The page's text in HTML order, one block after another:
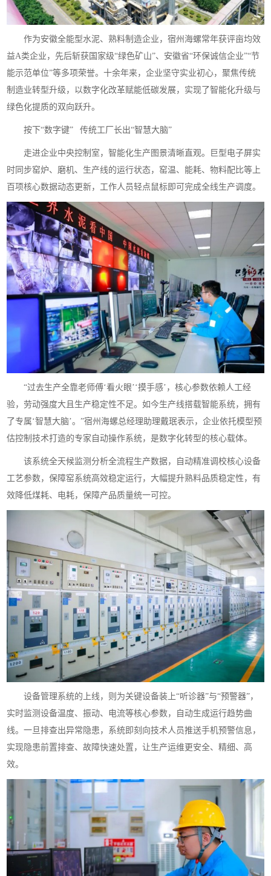
作为安徽全能型水泥、熟料制造企业，宿州海螺常年获评亩均效
益A类企业，先后斩获国家级“绿色矿山”、安徽省“环保诚信企业”“节
能示范单位”等多项荣誉。十余年来，企业坚守实业初心，聚焦传统
制造业转型升级，以数字化改革赋能低碳发展，实现了智能化升级与
绿色化提质的双向跃升。
按下“数字键” 传统工厂长出“智慧大脑”
走进企业中央控制室，智能化生产图景清晰直观。巨型电子屏实
时同步窑炉、磨机、生产线的运行状态，窑温、能耗、物料配比等上
百项核心数据动态更新，工作人员轻点鼠标即可完成全线生产调度。
“过去生产全靠老师傅‘看火眼’‘摸手感’，核心参数依赖人工经
验，劳动强度大且生产稳定性不足。如今生产线搭载智能系统，拥有
了专属‘智慧大脑’。”宿州海螺总经理助理戴珉表示，企业依托模型预
估控制技术打造的专家自动操作系统，是数字化转型的核心载体。
该系统全天候监测分析全流程生产数据，自动精准调校核心设备
工艺参数，保障窑系统高效稳定运行，大幅提升熟料品质稳定性，有
效降低煤耗、电耗，保障产品质量统一可控。
设备管理系统的上线，则为关键设备装上“听诊器”与“预警器”，
实时监测设备温度、振动、电流等核心参数，自动生成运行趋势曲
线。一旦排查出异常隐患，系统即刻向技术人员推送手机预警信息，
实现隐患前置排查、故障快速处置，让生产运维更安全、精细、高
效。